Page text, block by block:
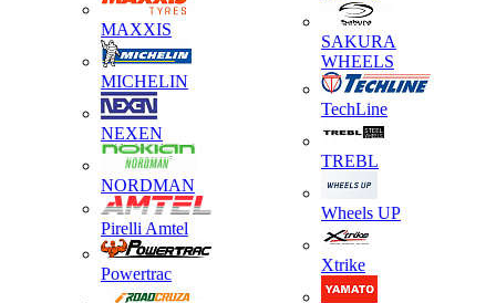
MAXXIS
MICHELIN
NEXEN
NORDMAN
Pirelli Amtel
Powertrac
SAKURA
WHEELS
TechLine
TREBL
Wheels UP
Xtrike